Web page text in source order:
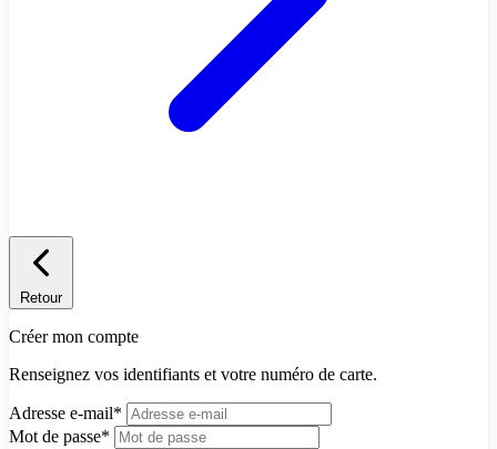
Retour
Créer mon compte
Renseignez vos identifiants et votre numéro de carte.
Adresse e-mail*
Mot de passe*